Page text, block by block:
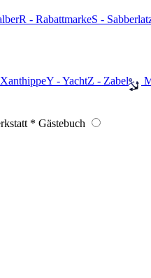
R - RabattmarkeS -
Y - YachtZ - Zabel
* Gästebuch